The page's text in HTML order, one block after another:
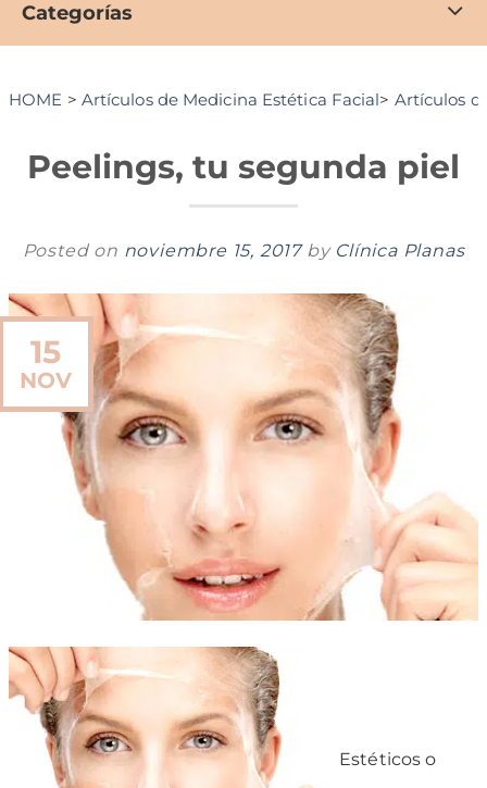
Categorías
HOME > Artículos de Medicina Estética Facial> Artículos
Peelings, tu segunda piel
Posted on noviembre 15, 2017 by Clínica Planas
15
NOV
Estéticos o